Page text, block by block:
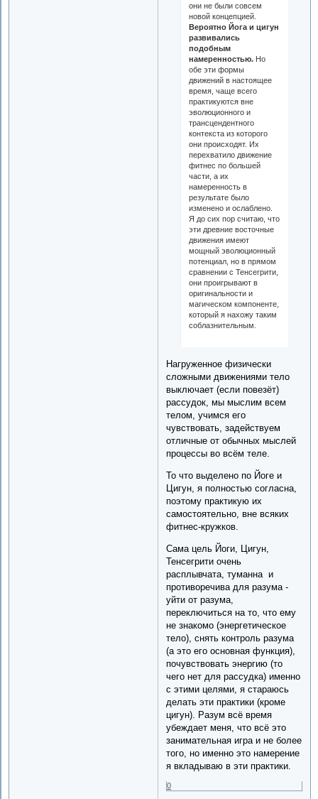
они не были совсем
новой концепцией.
Вероятно Йога и цигун
развивались
подобным
намеренностью.Но
обе эти формы
движений в настоящее
время, чаще всего
практикуются вне
эволюционного и
трансцендентного
контекста из которого
они происходят. Их
перехватило движение
фитнес по большей
части, а их
намеренность в
результате было
изменено и ослаблено.
Я до сих пор считаю, что
эти древние восточные
движения имеют
мощный эволюционный
потенциал, но в прямом
сравнении с Тенсегрити,
они проигрывают в
оригинальности и
магическом компоненте,
который я нахожу таким
соблазнительным.
Нагруженное физически
сложными движениями тело
выключает (если повезёт)
рассудок, мы мыслим всем
телом, учимся его
чувствовать, задействуем
отличные от обычных мыслей
процессы во всём теле.
То что выделено по Йоге и
Цигун, я полностью согласна,
поэтому практикую их
самостоятельно, вне всяких
фитнес-кружков.
Сама цель Йоги, Цигун,
Тенсегрити очень
расплывчата, туманна и
противоречива для разума -
уйти от разума,
переключиться на то, что ему
не знакомо (энергетическое
тело), снять контроль разума
(а это его основная функция),
почувствовать энергию (то
чего нет для рассудка) именно
с этими целями, я стараюсь
делать эти практики (кроме
цигун). Разум всё время
убеждает меня, что всё это
занимательная игра и не более
того, но именно это намерение
я вкладываю в эти практики.
0